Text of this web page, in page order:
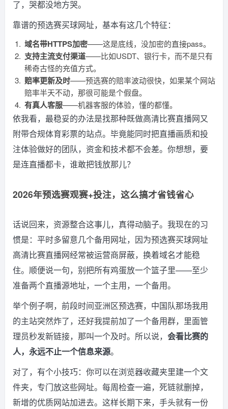
了，哭都没地方哭。
靠谱的预选赛买球网址，基本有这几个特征：
域名带HTTPS加密——这是底线，没加密的直接pass。
支持主流支付渠道——比如USDT、银行卡，而不是只有
稀奇古怪的充值方式。
赔率更新及时——预选赛的赔率波动很快，如果某个网站
赔率半天不动，那很可能是个假盘。
有真人客服——机器客服的体验，懂的都懂。
依我看，最稳妥的办法是找那种既做高清比赛直播网又
附带合规体育彩票的站点。毕竟能同时把直播画质和投
注体验做好的团队，资金和技术都不会差。你想想，要
是连直播都卡，谁敢把钱放那儿？
2026年预选赛观赛+投注，这么搞才省钱省心
话说回来，资源整合这事儿，真得动脑子。我现在的习
惯是：平时多留意几个备用网址，因为预选赛买球网址
高清比赛直播网经常被运营商屏蔽，换着域名才能稳
住。顺便说一句，别把所有鸡蛋放一个篮子里——至少
准备两个直播源地址，一个主用，一个备用。
举个例子啊，前段时间亚洲区预选赛，中国队那场我用
的主站突然炸了，还好我提前加了一个备用群，里面管
理员秒发新链接，那叫一个及时。所以说， 会看比赛的
人，永远不止一个信息来源。
对了，有个小技巧：你可以在浏览器收藏夹里建一个文
件夹，专门放这些网址。每周检查一遍，死链就删掉，
新增的优质网站加进去。这样长期下来，手头就有一份